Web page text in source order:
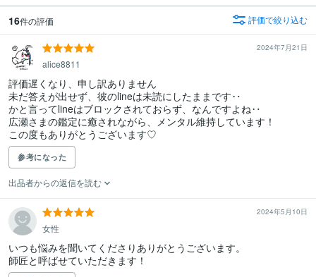
16件の評価 評価で絞り込む
2024年7月21日
alice8811
評価遅くなり、申し訳ありません
未だ答えが出せず、彼のlineは未読にしたままです‥
かと言ってlineはブロックされておらず、なんですよね‥
広瀬さまの鑑定に癒されながら、メンタル維持しています！
この度もありがとうございます♡
参考になった
出品者からの返信を読む
2024年5月10日
女性
いつも悩みを聞いてくださりありがとうございます。
師匠と呼ばせていただきます！